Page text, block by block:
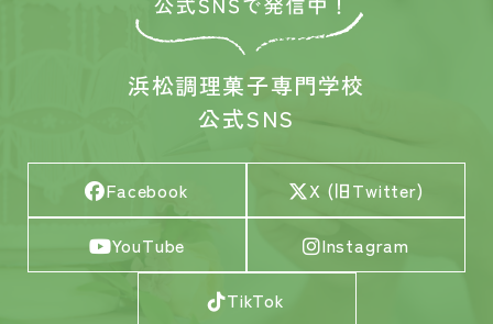
浜松調理菓子専門学校
公式SNS
Facebook X (旧Twitter)
YouTube Instagram
TikTok